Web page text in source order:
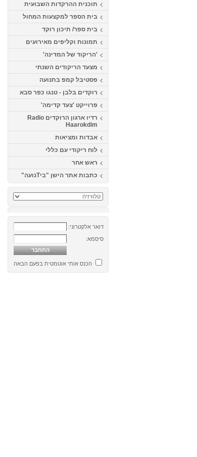
תוכנית ההרקדות השבועית
בית הספר למקצעות המחול
בית ספר/ תיכון רוקד
תמונות וקליפים מאירועים
'הריקוד של המדינה'
מצעד הריקודים השנתי
פסטיבל קמפ בתנועה
רוקדים בלבן - טנגו כפר סבא
פרוייקט 'צעד קדימה'
רדיו ארגון הרוקדים Radio
Haarokdim
אבדות ומציאות
לוח ריקודי עם כללי
ראש אחר
כתבות אתר הישן "ביTנועה"
דואר אלקטרוני:
סיסמא:
הכנס אותי אוטמטית בפעם הבאה